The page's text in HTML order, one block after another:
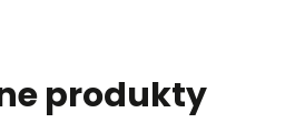
produkty